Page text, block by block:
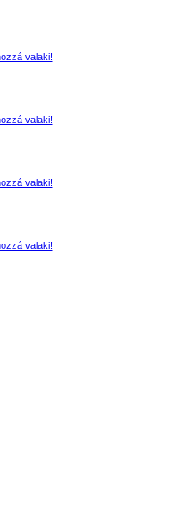
valaki!
valaki!
valaki!
valaki!